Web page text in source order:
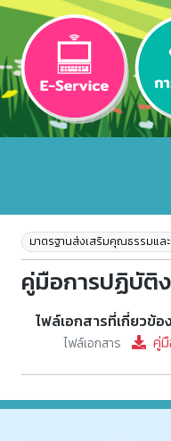
มาตรฐานส่งเสริมคุณธรรมแล
คู่มือการปฏิบัติ
ไฟล์เอกสารที่เกี่ยวข้อ
ไฟล์เอกสาร คู่